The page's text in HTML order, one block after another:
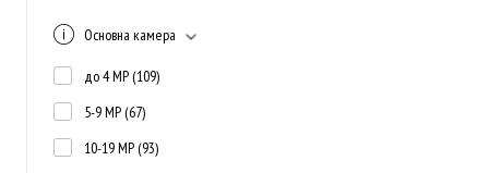
Основна камера
до 4 MP (109)
5-9 MP (67)
10-19 MP (93)